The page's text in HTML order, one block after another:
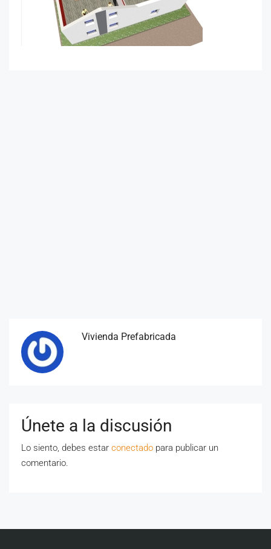
Vivienda Prefabricada
Únete a la discusión
Lo siento, debes estar conectado para publicar un
comentario.